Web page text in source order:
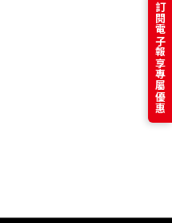
訂閱電子報享專屬優惠